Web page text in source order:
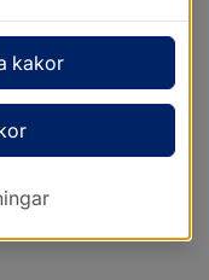
kakor